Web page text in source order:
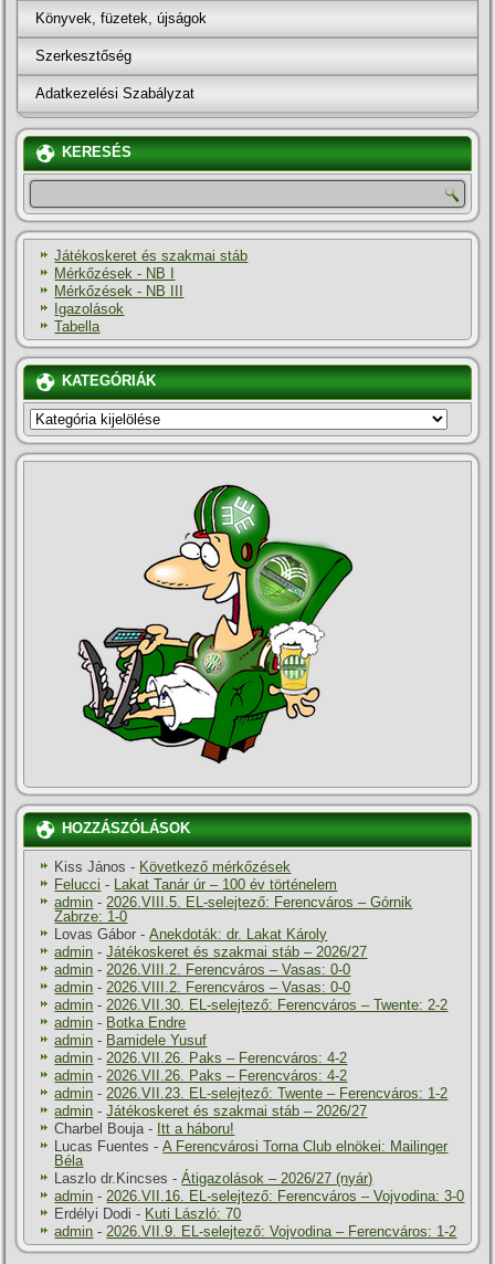
Könyvek, füzetek, újságok
Szerkesztőség
Adatkezelési Szabályzat
KERESÉS
Játékoskeret és szakmai stáb
Mérkőzések - NB I
Mérkőzések - NB III
Igazolások
Tabella
KATEGÓRIÁK
KATEGÓRIÁK
HOZZÁSZÓLÁSOK
Kiss János - Következő mérkőzések
Felucci - Lakat Tanár úr – 100 év történelem
admin - 2026.VIII.5. EL-selejtező: Ferencváros – Górnik
Zabrze: 1-0
Lovas Gábor -Anekdoták: dr. Lakat Károly
admin -Játékoskeret és szakmai stáb – 2026/27
admin - 2026.VIII.2. Ferencváros – Vasas: 0-0
admin - 2026.VIII.2. Ferencváros – Vasas: 0-0
admin - 2026.VII.30. EL-selejtező: Ferencváros – Twente: 2-2
admin - Botka Endre
admin - Bamidele Yusuf
admin - 2026.VII.26. Paks – Ferencváros: 4-2
admin - 2026.VII.26. Paks – Ferencváros: 4-2
admin - 2026.VII.23. EL-selejtező: Twente – Ferencváros: 1-2
admin -Játékoskeret és szakmai stáb – 2026/27
Charbel Bouja - Itt a háboru!
Lucas Fuentes -A Ferencvárosi Torna Club elnökei: Mailinger
Béla
Laszlo dr.Kincses -Átigazolások – 2026/27 (nyár)
admin - 2026.VII.16. EL-selejtező: Ferencváros – Vojvodina: 3-0
Erdélyi Dodi - Kuti László: 70
admin - 2026.VII.9. EL-selejtező: Vojvodina – Ferencváros: 1-2